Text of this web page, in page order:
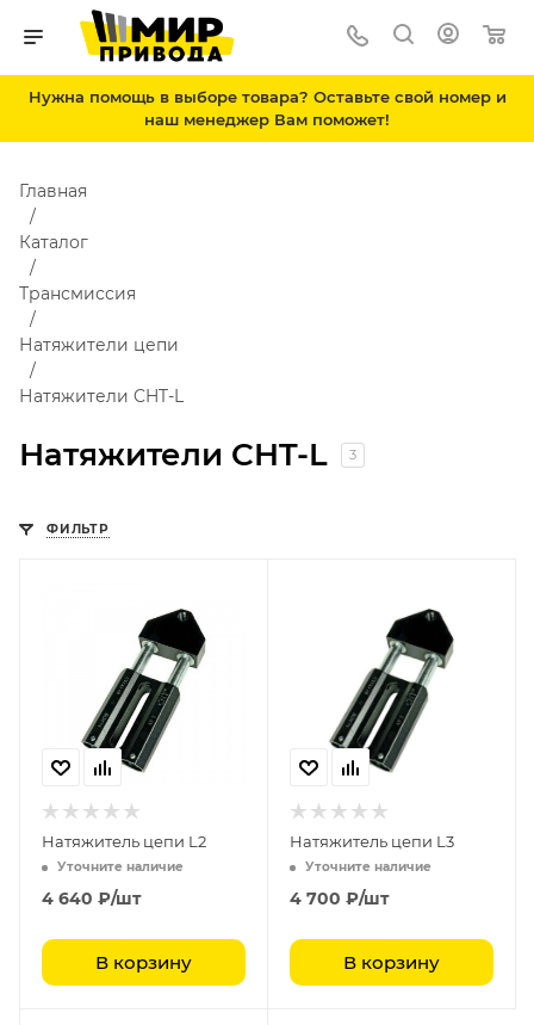
Нужна помощь в выборе товара? Оставьте свой номер и
наш менеджер Вам поможет!
Натяжители CHT-L 3
Главная
Каталог
Трансмиссия
Натяжители цепи
Натяжители CHT-L
ФИЛЬТР
Натяжитель цепи L2
Уточните наличие
4 640 ₽/шт
В корзину
Натяжитель цепи L3
Уточните наличие
4 700 ₽/шт
В корзину